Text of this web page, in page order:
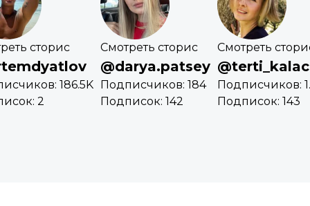
сторис
186.5K
2
Смотреть сторис
@darya.patsey
Подписчиков: 184
Подписок: 142
Смотреть
Подписчиков:
Подписок: 143